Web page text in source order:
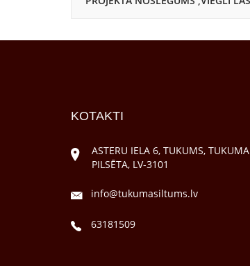
KOTAKTI
ASTERU IELA 6, TUKUMS, TUKUMA
PILSĒTA, LV-3101
info@tukumasiltums.lv
63181509